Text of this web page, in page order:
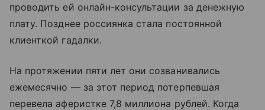
проводить ей онлайн-консультации за денежную
плату. Позднее россиянка стала постоянной
клиенткой гадалки.
На протяжении пяти лет они созванивались
ежемесячно — за этот период потерпевшая
перевела аферистке 7,8 миллиона рублей. Когда